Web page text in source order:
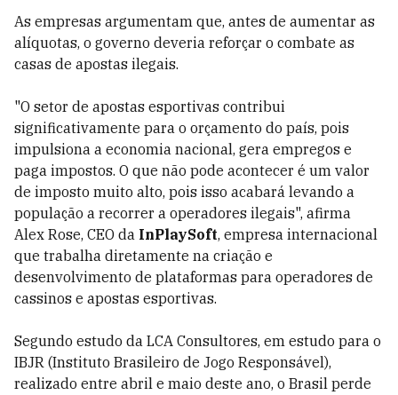
As empresas argumentam que, antes de aumentar as
alíquotas, o governo deveria reforçar o combate as
casas de apostas ilegais.
"O setor de apostas esportivas contribui
significativamente para o orçamento do país, pois
impulsiona a economia nacional, gera empregos e
paga impostos. O que não pode acontecer é um valor
de imposto muito alto, pois isso acabará levando a
população a recorrer a operadores ilegais", afirma
Alex Rose, CEO da InPlaySoft, empresa internacional
que trabalha diretamente na criação e
desenvolvimento de plataformas para operadores de
cassinos e apostas esportivas.
Segundo estudo da LCA Consultores, em estudo para o
IBJR (Instituto Brasileiro de Jogo Responsável),
realizado entre abril e maio deste ano, o Brasil perde